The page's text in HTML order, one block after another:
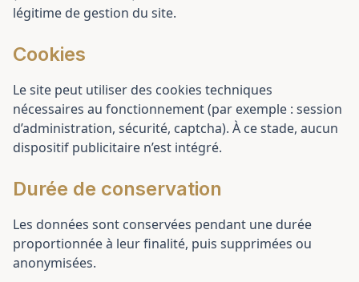
légitime de gestion du site.
Cookies
Le site peut utiliser des cookies techniques
nécessaires au fonctionnement (par exemple : session
d’administration, sécurité, captcha). À ce stade, aucun
dispositif publicitaire n’est intégré.
Durée de conservation
Les données sont conservées pendant une durée
proportionnée à leur finalité, puis supprimées ou
anonymisées.